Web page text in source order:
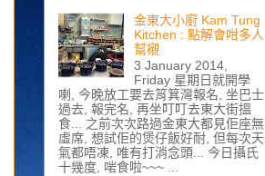
金東大小廚 Kam Tung
Kitchen : 點解會咁多人
幫襯
3 January 2014,
Friday 星期日就開學
喇, 今晚放工要去筲箕灣報名, 坐巴士
過去, 報完名, 再坐叮叮去東大街搵
食... 之前次次路過金東大都見佢座無
虛席, 想試佢的煲仔飯好耐, 但每次天
氣都唔凍, 唯有打消念頭... 今日攝氏
十幾度, 啱食啦~~~ ...